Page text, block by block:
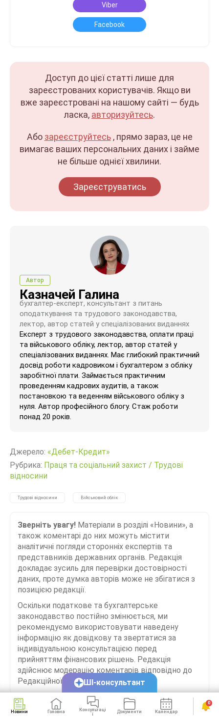
Viber
Facebook
Доступ до цієї статті лише для
зареєстрованих користувачів. Якщо ви
вже зареєстровані на нашому сайті — будь
ласка, авторизуйтесь.
Або зареєструйтесь, прямо зараз, це не
вимагає ваших персональних даних і займе
не більше однієї хвилини.
Зареєструватись
Автор
Казначей Галина
бухгалтер-експерт, консультант з питань
оподаткування та трудового законодавства,
лектор, автор статей у спеціалізованих виданнях
Експерт з трудового законодавства, оплати праці
та військового обліку, лектор, автор статей у
спеціалізованих виданнях. Має глибокий практичний
досвід роботи кадровиком і бухгалтером з обліку
заробітної плати. Займається практичним
проведенням кадрових аудитів, а також
постановкою та веденням військового обліку з
нуля. Автор професійного блогу. Стаж роботи
понад 20 років.
Джерело: «Дебет-Кредит»
Рубрика: Праця та соціальний захист / Трудові
відносини
Трудові відносини Військовий облік
Зверніть увагу! Матеріали в розділі «Новини», а
також коментарі до них можуть містити
аналітичні погляди сторонніх експертів та
представників державних органів. Редакція
докладає зусиль для перевірки достовірності
даних, проте думка авторів може не збігатися з
позицією редакції.
Оскільки податкове та бухгалтерське
законодавство постійно змінюється, ми
рекомендуємо використовувати наведену
інформацію як довідкову та звертатися за
індивідуальною консультацією перед
прийняттям фінансових рішень. Редакція
здійснює модерацію коментарів відповідно до
Редакційної політики сайту.
Новини Головна
Консультаці
ї
Документи Календар Сервіси
0
ШІ-консультант